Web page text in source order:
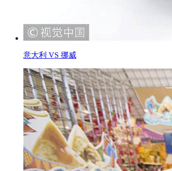
意大利 VS 挪威